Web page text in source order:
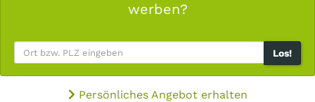
werben?
Los!
Persönliches Angebot erhalten